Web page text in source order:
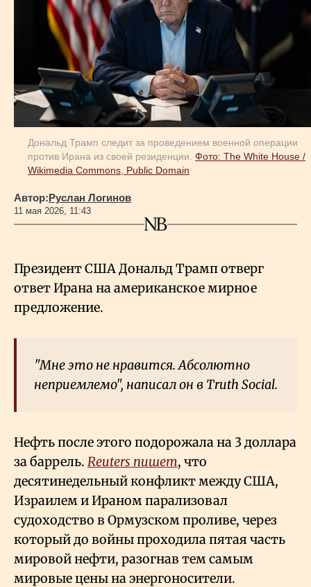
Дональд Трамп следит за проведением военной операции
против Ирана из своей резиденции. Фото: The White House /
Wikimedia Commons, Public Domain
Автор:Руслан Логинов
11 мая 2026, 11:43
Президент США Дональд Трамп отверг
ответ Ирана на американское мирное
предложение.
"Мне это не нравится. Абсолютно
неприемлемо", написал он в Truth Social.
Нефть после этого подорожала на 3 доллара
за баррель. Reuters пишет, что
десятинедельный конфликт между США,
Израилем и Ираном парализовал
судоходство в Ормузском проливе, через
который до войны проходила пятая часть
мировой нефти, разогнав тем самым
мировые цены на энергоносители.